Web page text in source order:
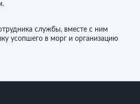
службы, вместе с ним
усопшего в морг и организацию